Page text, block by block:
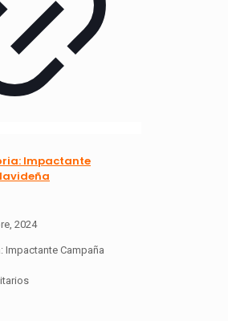
Impactante
2024
Impactante Campaña